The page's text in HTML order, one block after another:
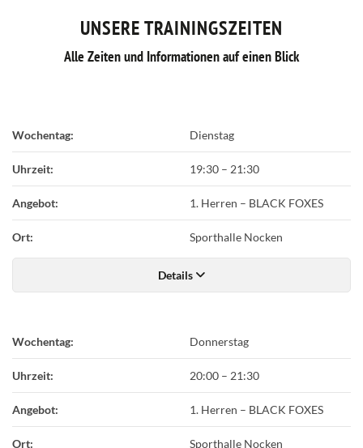
UNSERE TRAININGSZEITEN
Alle Zeiten und Informationen auf einen Blick
Wochentag: Dienstag
Uhrzeit: 19:30 – 21:30
Angebot: 1. Herren – BLACK FOXES
Ort: Sporthalle Nocken
Details
Wochentag: Donnerstag
Uhrzeit: 20:00 – 21:30
Angebot: 1. Herren – BLACK FOXES
Ort: Sporthalle Nocken